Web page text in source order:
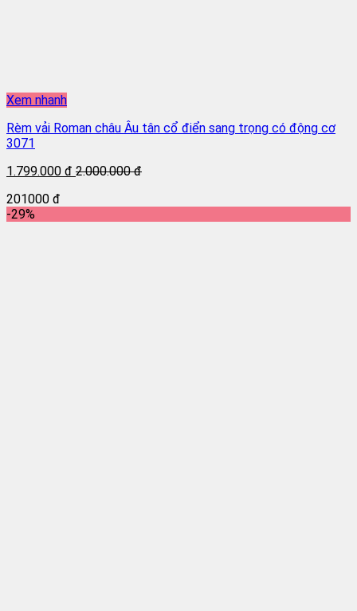
Xem nhanh
Rèm vải Roman châu Âu tân cổ điển sang trọng có động cơ
3071
1.799.000 đ 2.000.000 đ
201000 đ
-29%